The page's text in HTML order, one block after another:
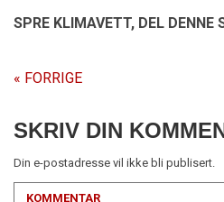
SPRE KLIMAVETT, DEL DENNE
« FORRIGE
SKRIV DIN
Din e-postadresse vil ikke bli publisert.
KOMMENTAR